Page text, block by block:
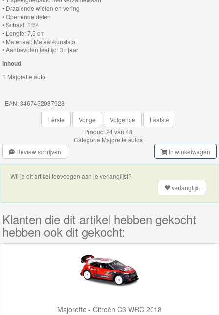
de
Trein
Minis
Houten
Speelgoed
Thomas
School
Chuggington
Hot
Majorette
autos
Siku
• Draaiende wielen en vering
• Openende delen
• Schaal: 1:64
• Lengte: 7,5 cm
• Materiaal: Metaal/kunststof
• Aanbevolen leeftijd: 3+ jaar
Inhoud:
1 Majorette auto
EAN: 3467452037928
Eerste
Vorige Volgende
Laatste
Product 24 van 48
Categorie Majorette autos
Review schrijven
In winkelwagen
Wil je dit artikel toevoegen aan je verlanglijst?
verlanglijst
Klanten die dit artikel hebben gekocht
hebben ook dit gekocht:
Majorette - Citroën C3 WRC 2018